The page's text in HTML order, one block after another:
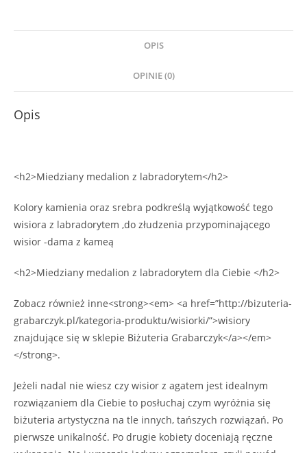
OPIS
OPINIE (0)
Opis
<h2>Miedziany medalion z labradorytem</h2>
Kolory kamienia oraz srebra podkreślą wyjątkowość tego
wisiora z labradorytem ,do złudzenia przypominającego
wisior -dama z kameą
<h2>Miedziany medalion z labradorytem dla Ciebie </h2>
Zobacz również inne<strong><em> <a href=”http://bizuteria-
grabarczyk.pl/kategoria-produktu/wisiorki/”>wisiory
znajdujące się w sklepie Biżuteria Grabarczyk</a></em>
</strong>.
Jeżeli nadal nie wiesz czy wisior z agatem jest idealnym
rozwiązaniem dla Ciebie to posłuchaj czym wyróżnia się
biżuteria artystyczna na tle innych, tańszych rozwiązań. Po
pierwsze unikalność. Po drugie kobiety doceniają ręczne